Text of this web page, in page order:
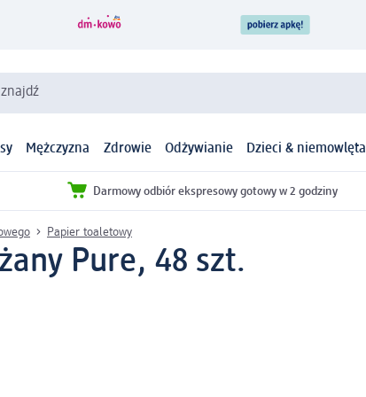
Mężczyzna Zdrowie Odżywianie Dzieci & niemowlęta
Darmowy odbiór ekspresowy gotowy w 2 godziny
Papier toaletowy
Pure, 48 szt.